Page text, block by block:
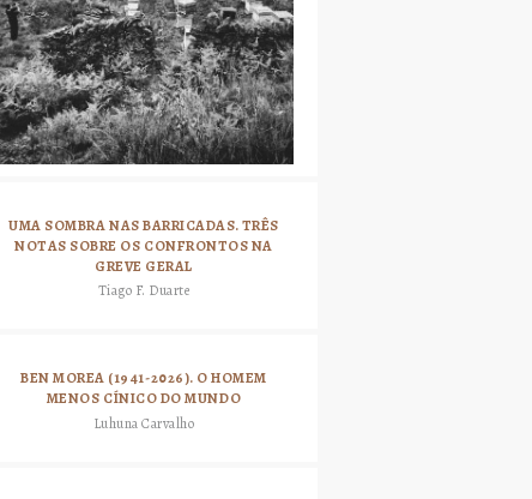
UMA SOMBRA NAS BARRICADAS. TRÊS
NOTAS SOBRE OS CONFRONTOS NA
GREVE GERAL
Tiago F. Duarte
BEN MOREA (1941-2026). O HOMEM
MENOS CÍNICO DO MUNDO
Luhuna Carvalho